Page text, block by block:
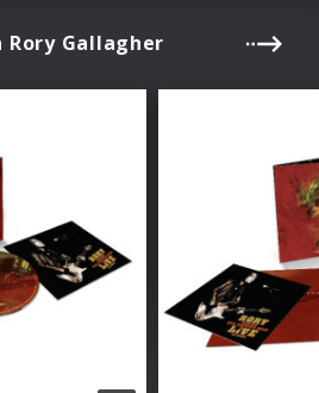
Gallagher